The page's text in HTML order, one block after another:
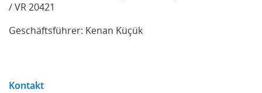
/ VR 20421
Geschäftsführer: Kenan Küçük
Kontakt